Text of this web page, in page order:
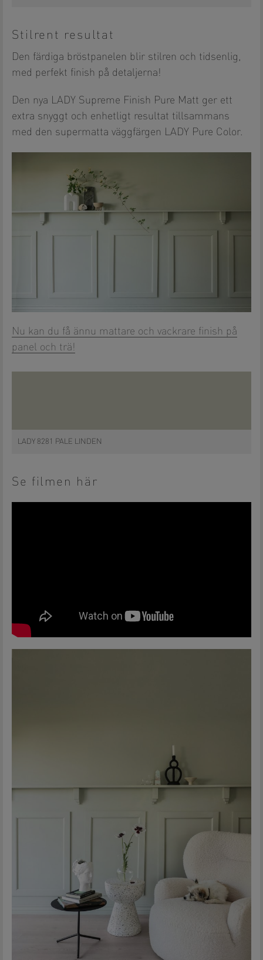
Stilrent resultat
Den färdiga bröstpanelen blir stilren och tidsenlig,
med perfekt finish på detaljerna!
Den nya LADY Supreme Finish Pure Matt ger ett
extra snyggt och enhetligt resultat tillsammans
med den supermatta väggfärgen LADY Pure Color.
Nu kan du få ännu mattare och vackrare finish på
panel och trä!
LADY 8281 PALE LINDEN
Se filmen här